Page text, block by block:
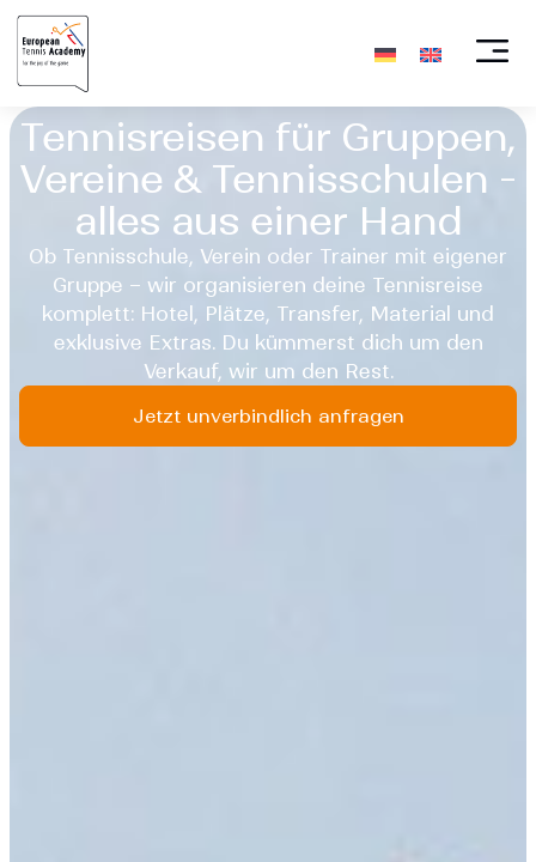
Tennisreisen für Gruppen,
Vereine & Tennisschulen -
alles aus einer Hand
Ob Tennisschule, Verein oder Trainer mit eigener
Gruppe – wir organisieren deine Tennisreise
komplett: Hotel, Plätze, Transfer, Material und
exklusive Extras. Du kümmerst dich um den
Verkauf, wir um den Rest.
Jetzt unverbindlich anfragen